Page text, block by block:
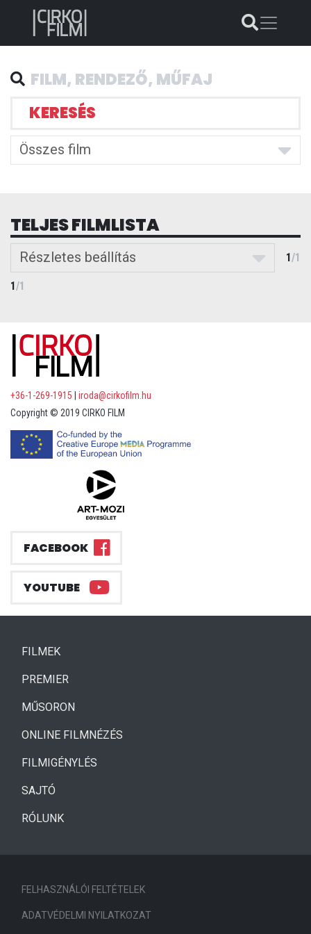
KERESÉS
Összes film
TELJES FILMLISTA
Részletes beállítás 1/1
1/1
+36-1-269-1915
iroda@cirkofilm.hu
Copyright © 2019 CIRKO FILM
FACEBOOK
YOUTUBE
FILMEK(CURRENT)
PREMIER
MŰSORON
ONLINE FILMNÉZÉS
FILMIGÉNYLÉS
SAJTÓ
RÓLUNK
FELHASZNÁLÓI FELTÉTELEK
ADATVÉDELMI NYILATKOZAT